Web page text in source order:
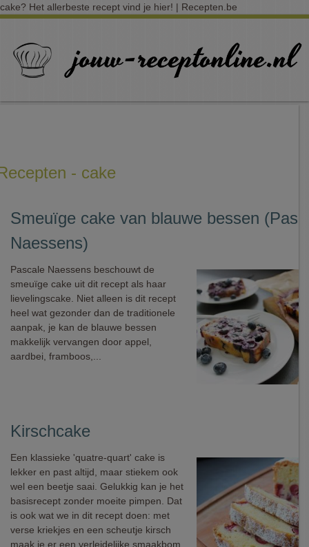
cake? Het allerbeste recept vind je hier! | Recepten.be
- cake
Smeuïge cake van blauwe bessen
Naessens)
Pascale Naessens beschouwt de
smeuïge cake uit dit recept als haar
lievelingscake. Niet alleen is dit recept
heel wat gezonder dan de traditionele
aanpak, je kan de blauwe bessen
makkelijk vervangen door appel,
aardbei, framboos,...
Kirschcake
Een klassieke 'quatre-quart' cake is
lekker en past altijd, maar stiekem ook
wel een beetje saai. Gelukkig kan je het
basisrecept zonder moeite pimpen. Dat
is ook wat we in dit recept doen: met
verse kriekjes en een scheutje kirsch
maak je er een verleidelijke smaakbom